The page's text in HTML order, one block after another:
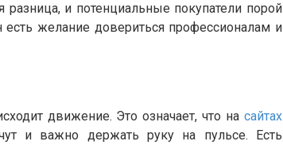
и потенциальные покупатели порой
желание довериться профессионалам и
движение. Это означает, что на сайтах
и важно держать руку на пульсе. Есть